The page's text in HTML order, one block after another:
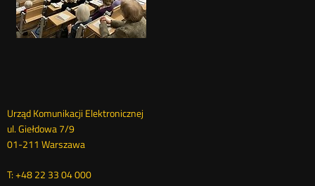
Dane
kontaktowe
Urząd Komunikacji Elektronicznej
ul. Giełdowa 7/9
01-211 Warszawa
T: +48 22 33 04 000